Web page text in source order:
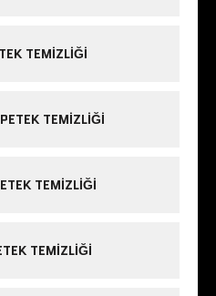
TEMIZLIĞI
TEMIZLIĞI
TEMIZLIĞI
TEMIZLIĞI